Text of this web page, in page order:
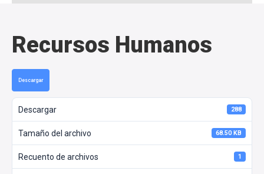
Recursos Humanos
Descargar
Descargar 288
Tamaño del archivo 68.50 KB
Recuento de archivos 1